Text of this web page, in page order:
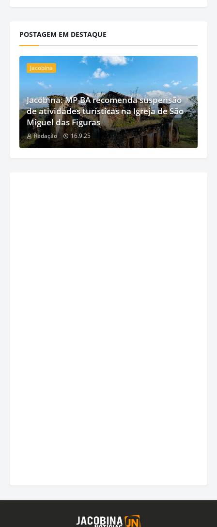
POSTAGEM EM DESTAQUE
Jacobina
Jacobina: MP-BA recomenda suspensão
de atividades turísticas na Igreja de São
Miguel das Figuras
Redação 16.9.25